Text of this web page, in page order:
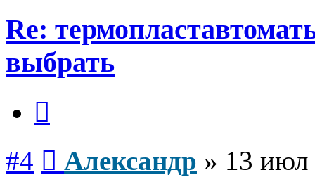
Re:
выбрать
#4 Александр » 13 июл